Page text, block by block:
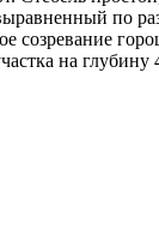
по
на